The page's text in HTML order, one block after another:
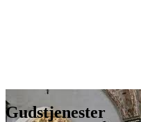
Gudstjenester